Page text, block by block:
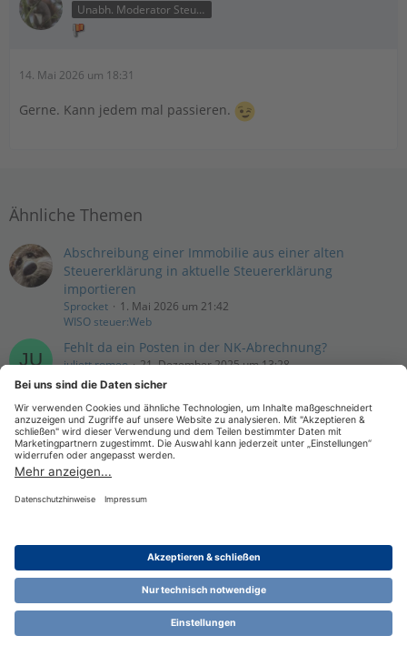
Unabh. Moderator Steuer
14. Mai 2026 um 18:31
Gerne. Kann jedem mal passieren.
Ähnliche Themen
Abschreibung einer Immobilie aus einer alten
Steuererklärung in aktuelle Steuererklärung
importieren
Sprocket
1. Mai 2026 um 21:42
WISO steuer:Web
Fehlt da ein Posten in der NK-Abrechnung?
juliett.romeo
21. Dezember 2025 um 13:28
WISO Vermieter (ab Version 2014)
Bedienung "Belege und Buchungen" (Suche / Filtern
von Belegen funktioniert nicht wie erwartet)
sebs
4. Juli 2025 um 14:22
WISO Steuer (ab 2023)
Nutzungsbestimmungen Cookie-Einstellungen
Community-Software:WoltLab Suite™ 6.1.13